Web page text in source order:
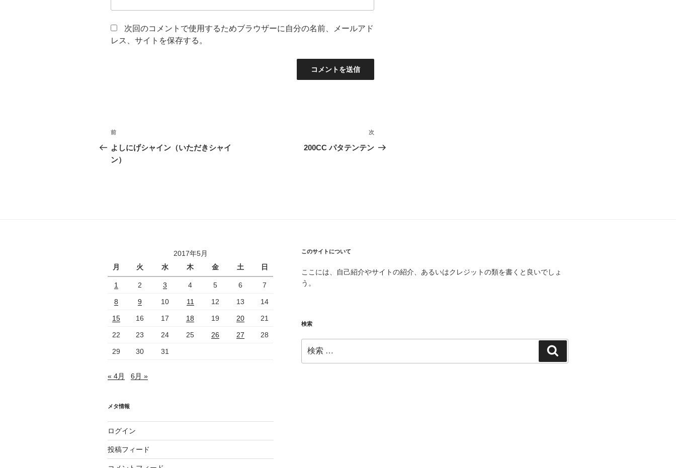
次回のコメントで使用するためブラウザーに自分の名前、メールアド
レス、サイトを保存する。
投
稿
ナ
ン
過
去
の
前
よしにげシャイン（いただきシャイ
ン）
次
の
次
200CC パタテンテン
2017年5月
月
火 水 木 金 土 日
1 2 3 4 5 6 7
8 9 10 11 12 13 14
15 16 17 18 19 20 21
22 23 24 25 26 27 28
29 30 31
« 4月 6月 »
メタ情報
ログイン
投稿フィード
このサイトについて
ここには、自己紹介やサイトの紹介、あるいはクレジットの類を書くと良いでしょ
う。
検索
索:
索